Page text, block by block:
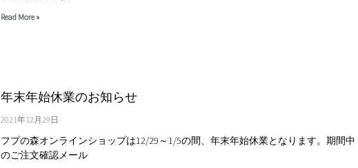
Read More »
年末年始休業のお知らせ
2021年12月29日
フプの森オンラインショップは12/29～1/5の間、年末年始休業となります。期間中
のご注文確認メール